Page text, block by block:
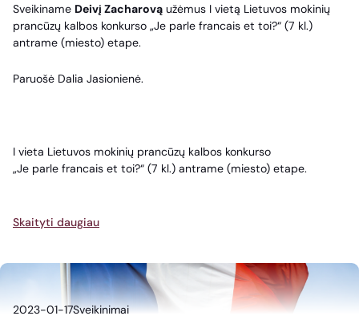
Sveikiname Deivį Zacharovą užėmus I vietą Lietuvos mokinių
prancūzų kalbos konkurso „Je parle francais et toi?“ (7 kl.)
antrame (miesto) etape.
Paruošė Dalia Jasionienė.
I vieta Lietuvos mokinių prancūzų kalbos konkurso
„Je parle francais et toi?“ (7 kl.) antrame (miesto) etape.
Skaityti daugiau
2023-01-17Sveikinimai